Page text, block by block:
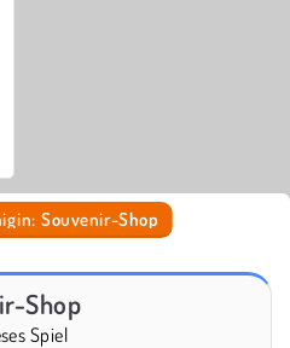
Souvenir-Shop
Shop
Spiel